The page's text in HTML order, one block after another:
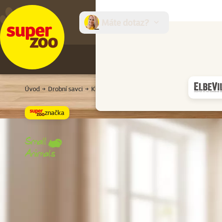
Úvod Drobní savci Klece a přepravky Klec
značka